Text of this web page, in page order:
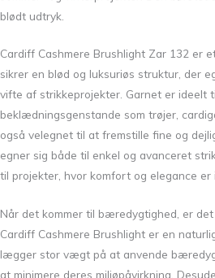
blødt udtryk.
Cardiff Cashmere Brushlight Zar 132 er
sikrer en blød og luksuriøs struktur, der
vifte af strikkeprojekter. Garnet er ideelt
beklædningsgenstande som trøjer,
også velegnet til at fremstille fine og
egner sig både til enkel og avanceret
til projekter, hvor komfort og elegance er
Når det kommer til bæredygtighed, er
Cardiff Cashmere Brushlight er en
lægger stor vægt på at anvende
at minimere deres miljøpåvirkning.